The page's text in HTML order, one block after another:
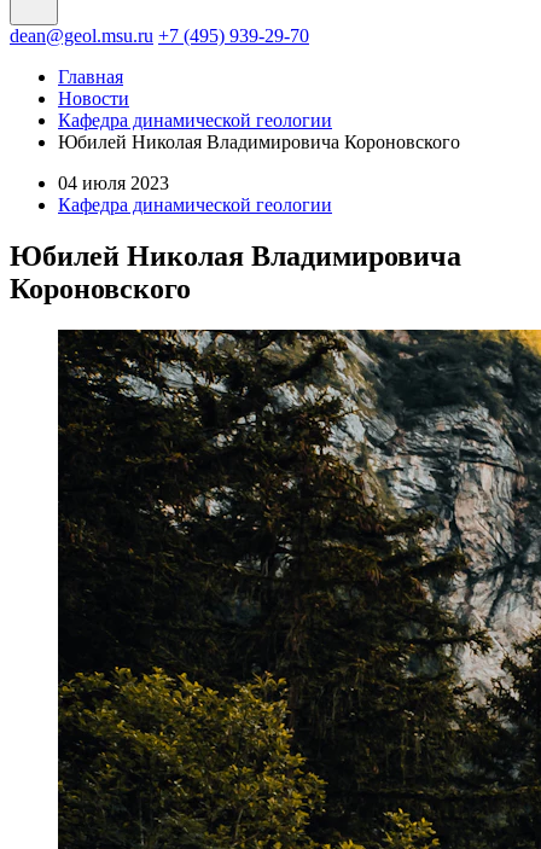
dean@geol.msu.ru +7 (495) 939-29-70
Главная
Новости
Кафедра динамической геологии
Юбилей Николая Владимировича Короновского
04 июля 2023
Кафедра динамической геологии
Юбилей Николая Владимировича
Короновского